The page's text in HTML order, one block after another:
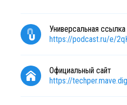
Универсальная ссылка
https://podcast.ru/e/
Официальный сайт
https://